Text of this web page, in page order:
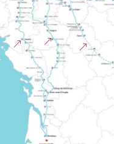
&
&
&